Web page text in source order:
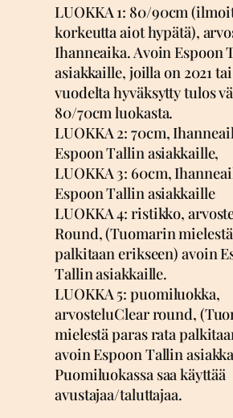
LUOKKA 1: 80/90cm
korkeutta aiot hypätä),
Ihanneaika. Avoin Espoon
asiakkaille, joilla on 2021
vuodelta hyväksytty tulos
80/70cm luokasta.
LUOKKA 2: 70cm,
Espoon Tallin asiakkaille,
LUOKKA 3: 60cm,
Espoon Tallin asiakkaille
LUOKKA 4: ristikko,
Round, (Tuomarin
palkitaan erikseen) avoin
Tallin asiakkaille.
LUOKKA 5: puomiluokka,
arvosteluClear round,
mielestä paras rata
avoin Espoon Tallin
Puomiluokassa saa käyttää
avustajaa/taluttajaa.